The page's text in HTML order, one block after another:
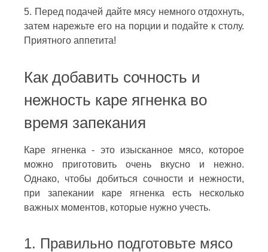
5. Перед подачей дайте мясу немного отдохнуть,
затем нарежьте его на порции и подайте к столу.
Приятного аппетита!
Как добавить сочность и
нежность каре ягненка во
время запекания
Каре ягненка - это изысканное мясо, которое
можно приготовить очень вкусно и нежно.
Однако, чтобы добиться сочности и нежности,
при запекании каре ягненка есть несколько
важных моментов, которые нужно учесть.
1. Правильно подготовьте мясо